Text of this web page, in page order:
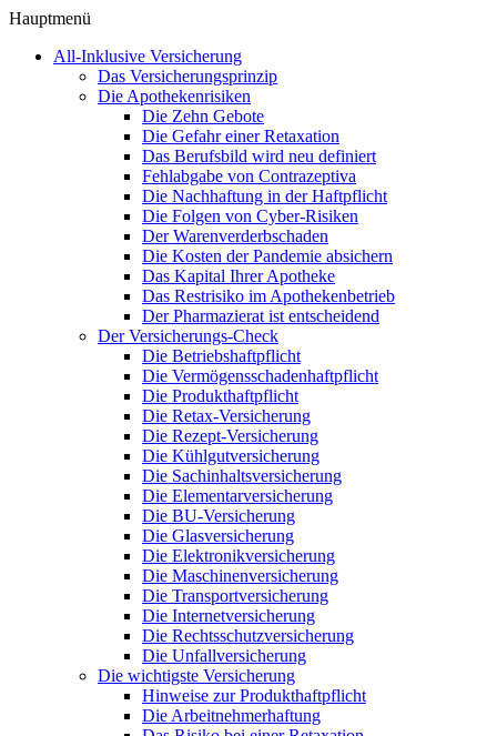
Hauptmenü
All-Inklusive Versicherung
Das Versicherungsprinzip
Die Apothekenrisiken
Die Zehn Gebote
Die Gefahr einer Retaxation
Das Berufsbild wird neu definiert
Fehlabgabe von Contrazeptiva
Die Nachhaftung in der Haftpflicht
Die Folgen von Cyber-Risiken
Der Warenverderbschaden
Die Kosten der Pandemie absichern
Das Kapital Ihrer Apotheke
Das Restrisiko im Apothekenbetrieb
Der Pharmazierat ist entscheidend
Der Versicherungs-Check
Die Betriebshaftpflicht
Die Vermögensschadenhaftpflicht
Die Produkthaftpflicht
Die Retax-Versicherung
Die Rezept-Versicherung
Die Kühlgutversicherung
Die Sachinhaltsversicherung
Die Elementarversicherung
Die BU-Versicherung
Die Glasversicherung
Die Elektronikversicherung
Die Maschinenversicherung
Die Transportversicherung
Die Internetversicherung
Die Rechtsschutzversicherung
Die Unfallversicherung
Die wichtigste Versicherung
Hinweise zur Produkthaftpflicht
Die Arbeitnehmerhaftung